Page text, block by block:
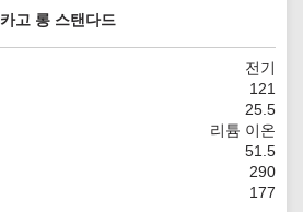
카고 롱 스탠다드
전기
121
25.5
리튬 이온
51.5
290
177